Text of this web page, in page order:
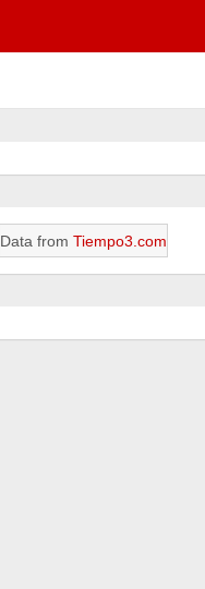
Data fromTiempo3.com